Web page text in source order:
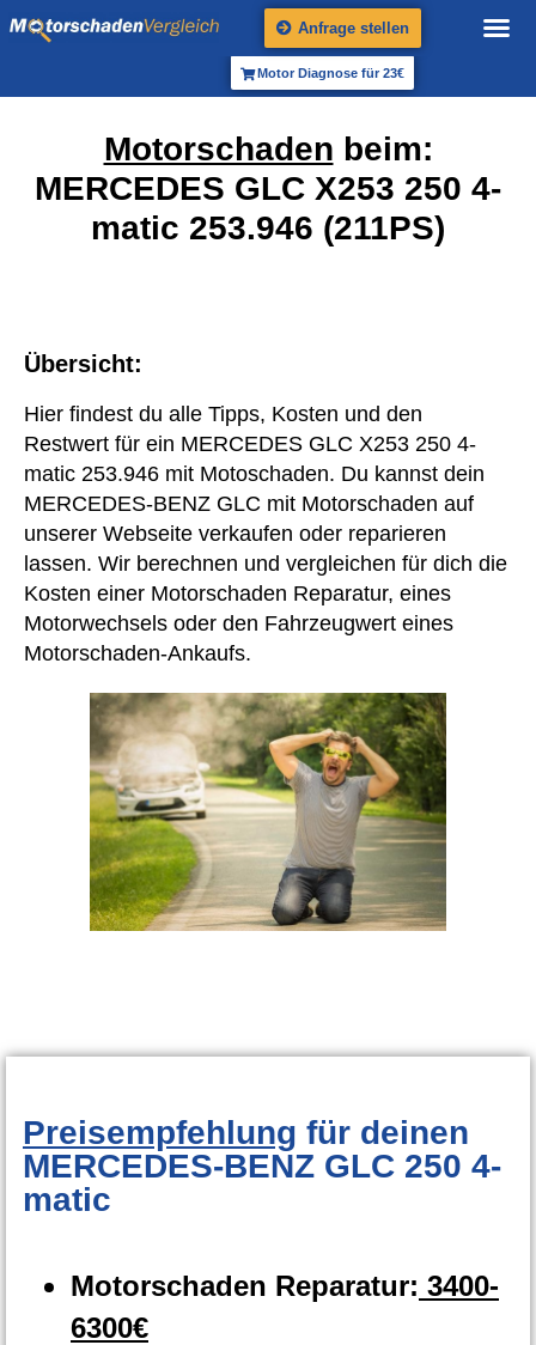
Anfrage stellen
Motor Diagnose für 23€
Motorschaden beim:
MERCEDES GLC X253 250 4-
matic 253.946 (211PS)
Übersicht:
Hier findest du alle Tipps, Kosten und den
Restwert für ein MERCEDES GLC X253 250 4-
matic 253.946 mit Motoschaden. Du kannst dein
MERCEDES-BENZ GLC mit Motorschaden auf
unserer Webseite verkaufen oder reparieren
lassen. Wir berechnen und vergleichen für dich die
Kosten einer Motorschaden Reparatur, eines
Motorwechsels oder den Fahrzeugwert eines
Motorschaden-Ankaufs.
Preisempfehlung für deinen
MERCEDES-BENZ GLC 250 4-
matic
Motorschaden Reparatur: 3400-
6300€